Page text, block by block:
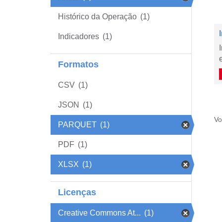
Histórico da Operação (1)
Indicadores (1)
Formatos
CSV (1)
JSON (1)
PARQUET (1)
PDF (1)
XLSX (1)
Licenças
Creative Commons At... (1)